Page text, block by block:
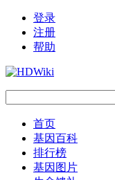
登录
注册
帮助
首页
基因百科
排行榜
基因图片